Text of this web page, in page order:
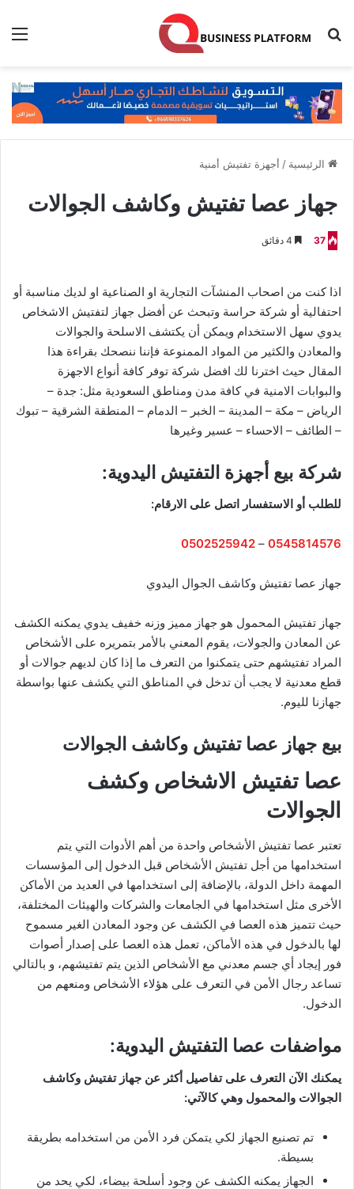
بحث عن
الرئيسية / أجهزة تفتيش أمنية
جهاز عصا تفتيش وكاشف الجوالات
37
اذا كنت من اصحاب المنشآت التجارية او الصناعية او لديك مناسبة أو
احتفالية أو شركة حراسة وتبحث عن أفضل جهاز لتفتيش الاشخاص
يدوي سهل الاستخدام ويمكن أن يكتشف الاسلحة والجوالات
والمعادن والكثير من المواد الممنوعة فإننا ننصحك بقراءة هذا
المقال حيث اخترنا لك افضل شركة توفر كافة أنواع الاجهزة
والبوابات الامنية في كافة مدن ومناطق السعودية مثل: جدة –
الرياض – مكة – المدينة – الخبر – الدمام – المنطقة الشرقية – تبوك
– الطائف – الاحساء – عسير وغيرها
شركة بيع أجهزة التفتيش اليدوية:
للطلب أو الاستفسار اتصل على الارقام:
0545814576
–
0502525942
جهاز عصا تفتيش وكاشف الجوال اليدوي
جهاز تفتيش المحمول هو جهاز مميز وزنه خفيف يدوي يمكنه الكشف
عن المعادن والجولات، يقوم المعني بالأمر بتمريره على الأشخاص
المراد تفتيشهم حتى يتمكنوا من التعرف ما إذا كان لديهم جوالات أو
قطع معدنية لا يجب أن تدخل في المناطق التي يكشف عنها بواسطة
جهازنا لليوم.
بيع جهاز عصا تفتيش وكاشف الجوالات
عصا تفتيش الاشخاص وكشف
الجوالات
تعتبر عصا تفتيش الأشخاص واحدة من أهم الأدوات التي يتم
استخدامها من أجل تفتيش الأشخاص قبل الدخول إلى المؤسسات
المهمة داخل الدولة، بالإضافة إلى استخدامها في العديد من الأماكن
الأخرى مثل استخدامها في الجامعات والشركات والهيئات المختلفة،
حيث تتميز هذه العصا في الكشف عن وجود المعادن الغير مسموح
لها بالدخول في هذه الأماكن، تعمل هذه العصا على إصدار أصوات
فور إيجاد أي جسم معدني مع الأشخاص الذين يتم تفتيشهم، و بالتالي
تساعد رجال الأمن في التعرف على هؤلاء الأشخاص ومنعهم من
الدخول.
مواضفات عصا التفتيش اليدوية:
يمكنك الآن التعرف على تفاصيل أكثر عن جهاز تفتيش وكاشف
الجوالات والمحمول وهي كالآتي:
تم تصنيع الجهاز لكي يتمكن فرد الأمن من استخدامه بطريقة
بسيطة.
الجهاز يمكنه الكشف عن وجود أسلحة بيضاء، لكي يحد من